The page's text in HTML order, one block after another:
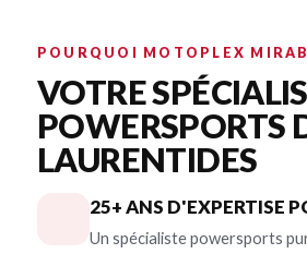
POURQUOI MOTOPLEX
VOTRE
POWERSPORTS
LAURENTIDES
25+ ANS D'EXPERTISE
Un spécialiste powersports